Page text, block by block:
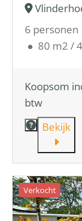
6 personen
● 80 m2 /
Koopsom
btw
Bekijk
Verkocht